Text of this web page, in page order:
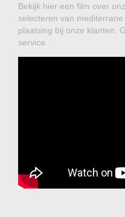
Bekijk hier een film over
selecteren van
plaatsing bij onze klanten.
service.